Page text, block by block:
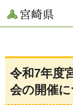
宮崎県
令和7年度
会の開催